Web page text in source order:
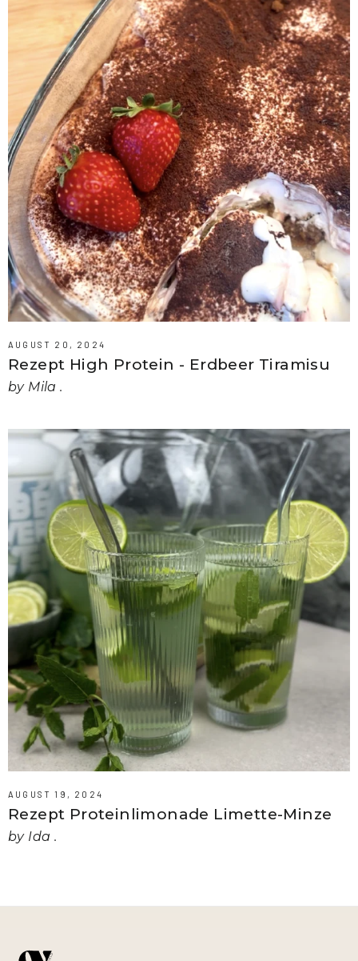
AUGUST 20, 2024
Rezept High Protein - Erdbeer Tiramisu
by Mila .
AUGUST 19, 2024
Rezept Proteinlimonade Limette-Minze
by Ida .
KOSTENLOSER VERSAND AB
70 € BESTELLWERT
Sichere dir kostenlosen Versand – bestätige kurz deine E-Mail
Du erhältst sofort eine Bestätigungs-Mail (auch im Spam schauen)
Jetzt bestätigen & Versand sichern
Nein danke